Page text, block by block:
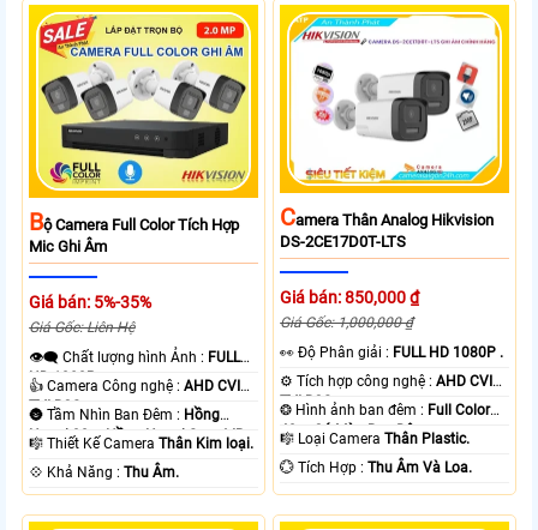
BỘ Camera Full Color Tích Hợp
Mic Ghi Âm
Giá bán: 5%-35%
Giá Gốc: Liên Hệ
👁️‍🗨 Chất lượng hình Ảnh : FULL
HD 1080P .
👍 Camera Công nghệ :AHD CVI
TVI BCS.
🌚 Tầm Nhìn Ban Đêm : Hồng
Ngoại 30m Hồng Ngoại Smart IR.
🎼️ Thiết Kế CameraThân Kim loại.
️💠 Khả Năng :Thu Âm.
CAmera Thân Analog Hikvision
DS-2CE17D0T-LTS
Giá bán: 850,000 ₫
Giá Gốc: 1,000,000 ₫
️👀 Độ Phân giải : FULL HD 1080P .
⚙ Tích hợp công nghệ :AHD CVI
TVI BCS.
❂ Hình ảnh ban đêm : Full Color
40m Có Màu Ban Ðêm.
🎼️ Loại CameraThân Plastic.
️💮 Tích Hợp :Thu Âm Và Loa.